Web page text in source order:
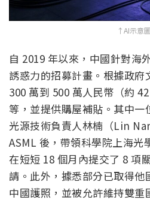
↑AI示意圖
自 2019 年以來，中國針對海
誘惑力的招募計畫。根據政
300 萬到 500 萬人民幣（約
等，並提供購屋補貼。其中一
光源技術負責人林楠（Lin
ASML 後，帶領科學院上海光
在短短 18 個月內提交了 8 項
請。此外，據悉部分已取得他
中國護照，並被允許維持雙重